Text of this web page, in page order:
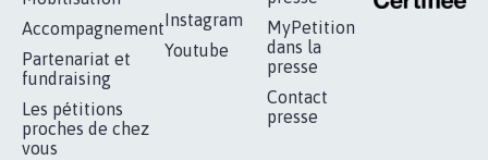
Accompagnement
Partenariat et
fundraising
Les pétitions
proches de chez
vous
Instagram
Youtube
MyPetition
dans la
presse
Contact
presse